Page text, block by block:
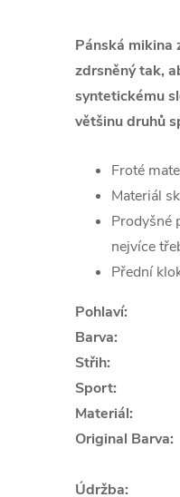
Pánská mikina
zdrsněný tak,
syntetickému
většinu druhů
Froté
Materiál
Prodyšné
nejvíce
Přední
Pohlaví:
Barva:
Střih:
Sport:
Materiál:
Original Barva:
Údržba: